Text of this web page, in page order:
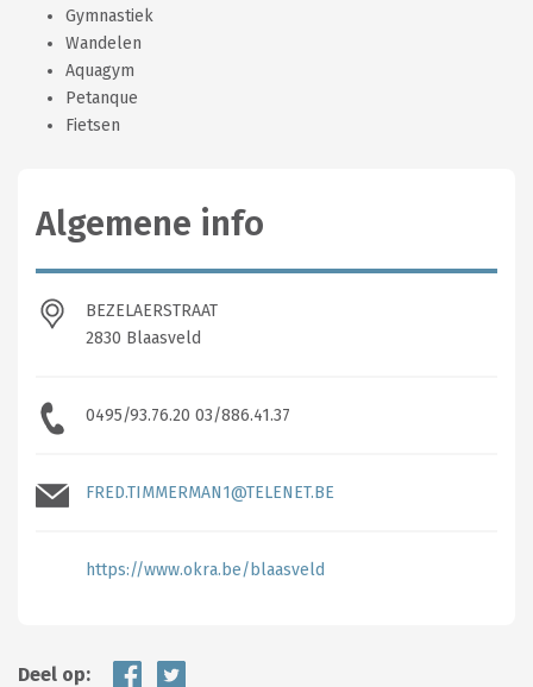
Gymnastiek
Wandelen
Aquagym
Petanque
Fietsen
Algemene info
BEZELAERSTRAAT
2830 Blaasveld
0495/93.76.20 03/886.41.37
FRED.TIMMERMAN1@TELENET.BE
https://www.okra.be/blaasveld
Deel op: